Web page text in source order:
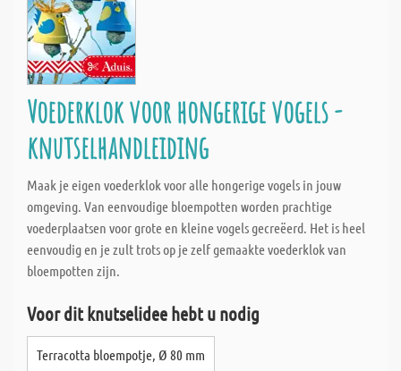
Voederklok voor hongerige vogels -
knutselhandleiding
Maak je eigen voederklok voor alle hongerige vogels in jouw
omgeving. Van eenvoudige bloempotten worden prachtige
voederplaatsen voor grote en kleine vogels gecreëerd. Het is heel
eenvoudig en je zult trots op je zelf gemaakte voederklok van
bloempotten zijn.
Voor dit knutselidee hebt u nodig
Terracotta bloempotje, Ø 80 mm